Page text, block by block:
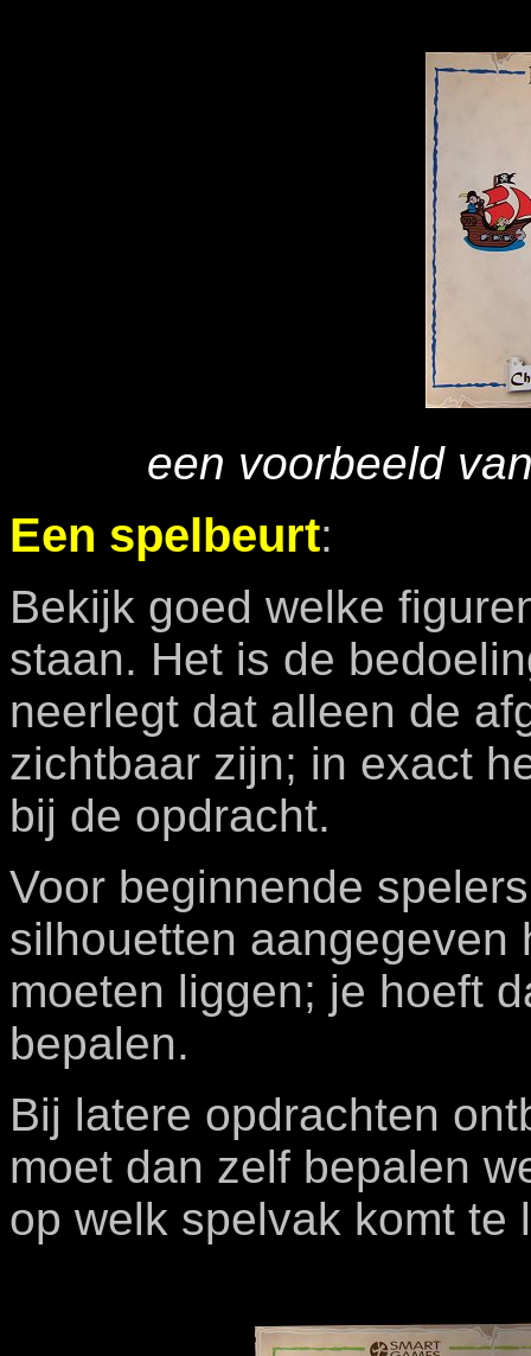
een voorbeeld
Een spelbeurt:
Bekijk goed welke
staan. Het is de
neerlegt dat alleen de
zichtbaar zijn; in exact
bij de opdracht.
Voor beginnende
silhouetten aangegeven
moeten liggen; je hoeft
bepalen.
Bij latere opdrachten
moet dan zelf bepalen
op welk spelvak komt te